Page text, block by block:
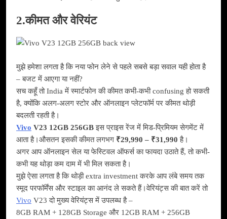
2.कीमत और वेरियंट
मुझे हमेशा लगता है कि नया फोन लेने से पहले सबसे बड़ा सवाल यही होता है
– बजट में आएगा या नहीं?
सच कहूँ तो India में स्मार्टफोन की कीमत कभी-कभी confusing हो सकती
है, क्योंकि अलग-अलग स्टोर और ऑनलाइन प्लेटफॉर्म पर कीमत थोड़ी
बदलती रहती है।
Vivo V23 12GB 256GBइस प्राइस रेंज में मिड-प्रिमियम सेगमेंट में
आता है।औसतन इसकी कीमत लगभग ₹29,990 – ₹31,990 है।
अगर आप ऑनलाइन सेल या फेस्टिवल ऑफर्स का फायदा उठाते हैं, तो कभी-
कभी यह थोड़ा कम दाम में भी मिल सकता है।
मुझे ऐसा लगता है कि थोड़ी extra investment करके आप लंबे समय तक
स्मूद परफॉर्मेंस और स्टाइल का आनंद ले सकते हैं।वेरियंट्स की बात करें तो
Vivo V23 दो मुख्य वेरियंट्स में उपलब्ध है –
8GB RAM + 128GB Storage और 12GB RAM + 256GB